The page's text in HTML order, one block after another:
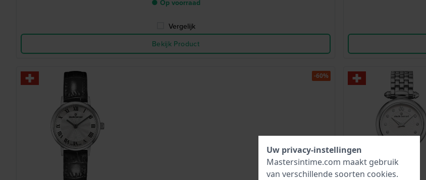
● Op voorraad
Vergelijk
Bekijk Product
-60%
Uw privacy-instellingen
Mastersintime.com maakt gebruik
van verschillende soorten cookies.